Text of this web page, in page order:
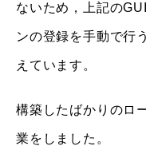
ないため，上記の
ンの登録を手動で行
えています。
構築したばかりのロ
業をしました。